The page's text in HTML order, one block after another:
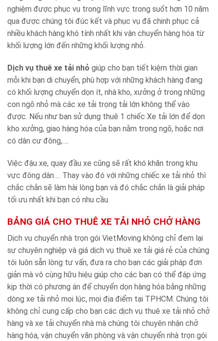
nghiệm được phục vụ trong lĩnh vực trong suốt hơn 10 năm
qua được chúng tôi đúc kết và phục vụ đã chinh phục cả
nhiều khách hàng khó tính nhất khi vận chuyển hàng hóa từ
khối lượng lớn đến những khối lượng nhỏ.
Dịch vụ thuê xe tải nhỏ giúp cho bạn tiết kiệm thời gian
mỗi khi bạn di chuyển, phù hợp với những khách hàng đang
có khối lượng chuyển dọn ít, nhà kho, xưởng ở trong những
con ngõ nhỏ mà các xe tải trọng tải lớn không thể vào
được. Nếu như bạn sử dụng thuê 1 chiếc Xe tải lớn để dọn
kho xưởng, giao hàng hóa của bạn nằm trong ngõ, hoặc nơi
có dân cư đông,….
Việc đậu xe, quay đầu xe cũng sẽ rất khó khăn trong khu
vực đông dân…. Thay vào đó với những chiếc xe tải nhỏ thì
chắc chắn sẽ làm hài lòng bạn và đó chắc chắn là giải pháp
tối ưu nhất khi bạn có nhu cầu.
BẢNG GIÁ CHO THUÊ XE TẢI NHỎ CHỞ HÀNG
Dịch vụ chuyển nhà trọn gói VietMoving không chỉ đem lại
sự chuyên nghiệp và giá dịch vụ thuê xe tải giá rẻ của chúng
tôi luôn sẵn lòng tư vấn, đưa ra cho bạn các giải pháp đơn
giản mà vô cùng hữu hiệu giúp cho các bạn có thể đáp ứng
kịp thời có phương án để chuyển dọn hàng hóa bằng những
dòng xe tải nhỏ mọi lúc, mọi địa điểm tại TPHCM. Chúng tôi
không chỉ cung cấp cho bạn các dịch vụ thuê xe tải nhỏ chở
hàng và xe tải chuyển nhà mà chúng tôi chuyên nhận chở
hàng hóa, vận chuyển văn phòng và vận chuyển nhà trọn gói